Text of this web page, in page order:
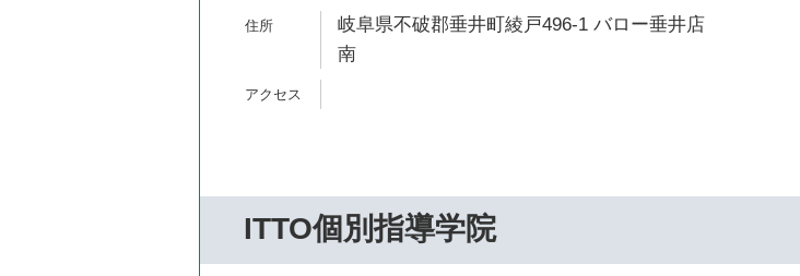
岐阜県不破郡垂井町綾戸496-1 バロー垂井店
南
ITTO個別指導学院